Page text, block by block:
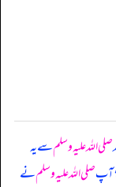
صلی اللہ علیہ وسلمسے یہ
آپصلی اللہ علیہ وسلمنے